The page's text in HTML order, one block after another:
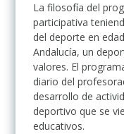
La filosofía del
participativa
del deporte en
Andalucía, un
valores. El
diario del
desarrollo de
deportivo que se
educativos.